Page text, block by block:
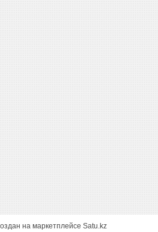
на маркетплейсе Satu.kz